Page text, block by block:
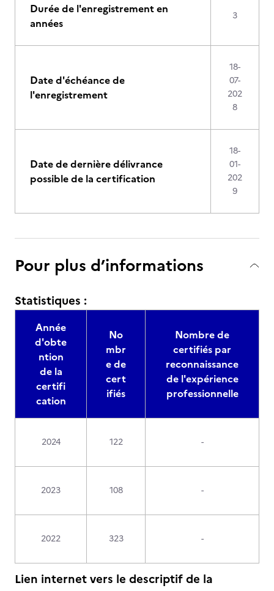
Durée de l'enregistrement en
années
3
Date d'échéance de
l'enregistrement
18-
07-
202
8
Date de dernière délivrance
possible de la certification
18-
01-
202
9
Pour plus d’informations
Statistiques :
Année
d'obte
ntion
de la
certifi
cation
No
mbr
e de
cert
ifiés
Nombre de
certifiés par
reconnaissance
de l'expérience
professionnelle
2024 122 -
2023 108 -
2022 323 -
Lien internet vers le descriptif de la